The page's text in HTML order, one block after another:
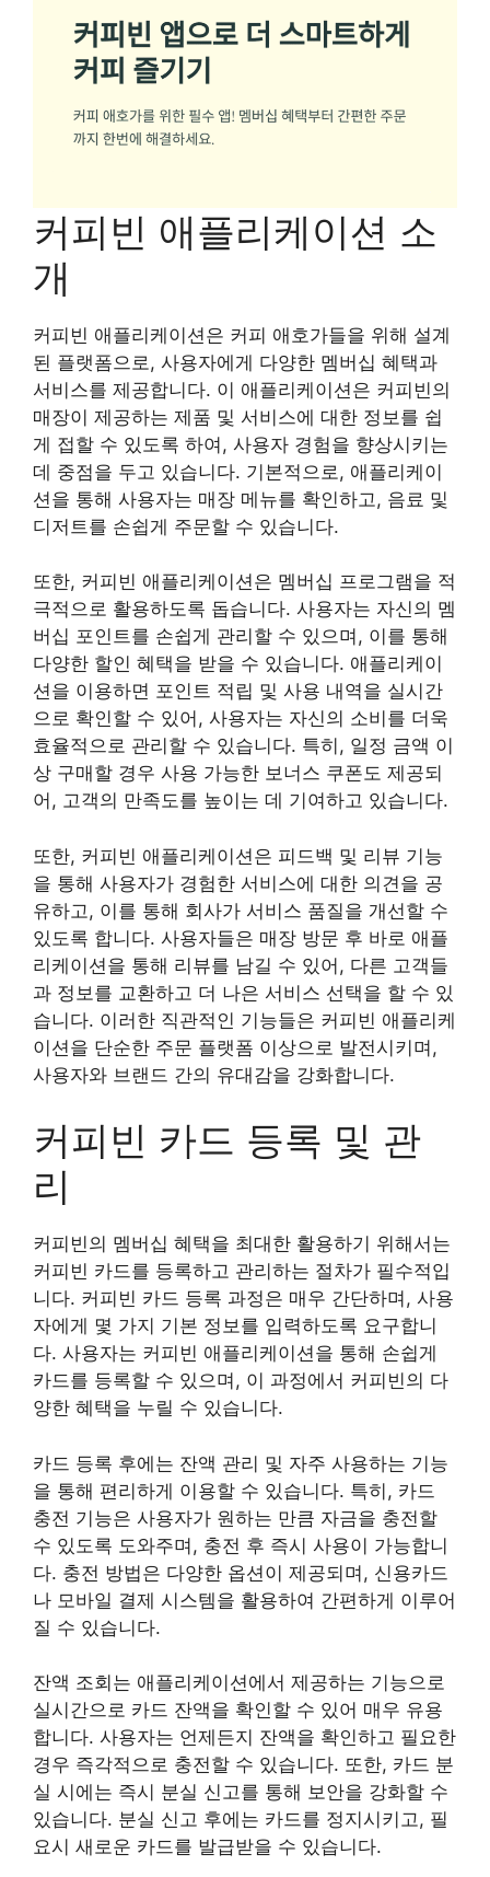
커피빈 애플리케이션 소
개
커피빈 애플리케이션은 커피 애호가들을 위해 설계
된 플랫폼으로, 사용자에게 다양한 멤버십 혜택과
서비스를 제공합니다. 이 애플리케이션은 커피빈의
매장이 제공하는 제품 및 서비스에 대한 정보를 쉽
게 접할 수 있도록 하여, 사용자 경험을 향상시키는
데 중점을 두고 있습니다. 기본적으로, 애플리케이
션을 통해 사용자는 매장 메뉴를 확인하고, 음료 및
디저트를 손쉽게 주문할 수 있습니다.
또한, 커피빈 애플리케이션은 멤버십 프로그램을 적
극적으로 활용하도록 돕습니다. 사용자는 자신의 멤
버십 포인트를 손쉽게 관리할 수 있으며, 이를 통해
다양한 할인 혜택을 받을 수 있습니다. 애플리케이
션을 이용하면 포인트 적립 및 사용 내역을 실시간
으로 확인할 수 있어, 사용자는 자신의 소비를 더욱
효율적으로 관리할 수 있습니다. 특히, 일정 금액 이
상 구매할 경우 사용 가능한 보너스 쿠폰도 제공되
어, 고객의 만족도를 높이는 데 기여하고 있습니다.
또한, 커피빈 애플리케이션은 피드백 및 리뷰 기능
을 통해 사용자가 경험한 서비스에 대한 의견을 공
유하고, 이를 통해 회사가 서비스 품질을 개선할 수
있도록 합니다. 사용자들은 매장 방문 후 바로 애플
리케이션을 통해 리뷰를 남길 수 있어, 다른 고객들
과 정보를 교환하고 더 나은 서비스 선택을 할 수 있
습니다. 이러한 직관적인 기능들은 커피빈 애플리케
이션을 단순한 주문 플랫폼 이상으로 발전시키며,
사용자와 브랜드 간의 유대감을 강화합니다.
커피빈 카드 등록 및 관
리
커피빈의 멤버십 혜택을 최대한 활용하기 위해서는
커피빈 카드를 등록하고 관리하는 절차가 필수적입
니다. 커피빈 카드 등록 과정은 매우 간단하며, 사용
자에게 몇 가지 기본 정보를 입력하도록 요구합니
다. 사용자는 커피빈 애플리케이션을 통해 손쉽게
카드를 등록할 수 있으며, 이 과정에서 커피빈의 다
양한 혜택을 누릴 수 있습니다.
카드 등록 후에는 잔액 관리 및 자주 사용하는 기능
을 통해 편리하게 이용할 수 있습니다. 특히, 카드
충전 기능은 사용자가 원하는 만큼 자금을 충전할
수 있도록 도와주며, 충전 후 즉시 사용이 가능합니
다. 충전 방법은 다양한 옵션이 제공되며, 신용카드
나 모바일 결제 시스템을 활용하여 간편하게 이루어
질 수 있습니다.
잔액 조회는 애플리케이션에서 제공하는 기능으로
실시간으로 카드 잔액을 확인할 수 있어 매우 유용
합니다. 사용자는 언제든지 잔액을 확인하고 필요한
경우 즉각적으로 충전할 수 있습니다. 또한, 카드 분
실 시에는 즉시 분실 신고를 통해 보안을 강화할 수
있습니다. 분실 신고 후에는 카드를 정지시키고, 필
요시 새로운 카드를 발급받을 수 있습니다.